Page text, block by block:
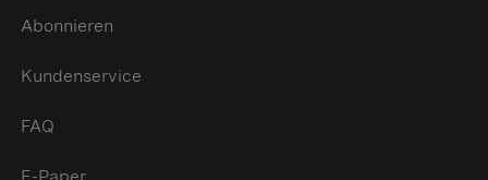
Abonnieren
Kundenservice
FAQ